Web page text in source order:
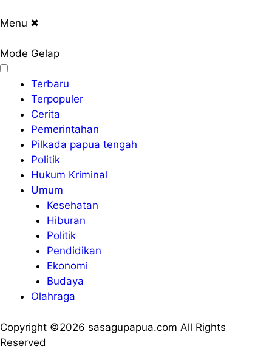
Menu ✖
Mode Gelap
Terbaru
Terpopuler
Cerita
Pemerintahan
Pilkada papua tengah
Politik
Hukum Kriminal
Umum
Kesehatan
Hiburan
Politik
Pendidikan
Ekonomi
Budaya
Olahraga
Copyright ©2026 sasagupapua.com All Rights
Reserved